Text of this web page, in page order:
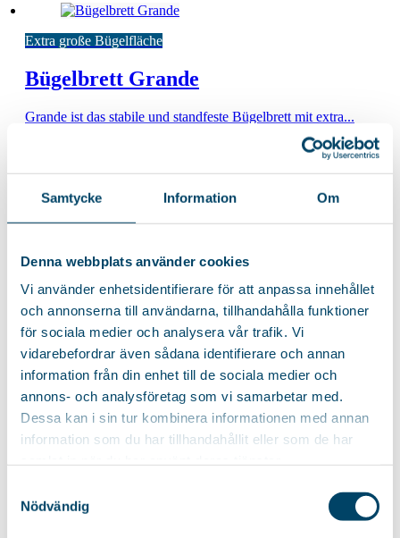
Samtycke Information Om
Denna webbplats använder cookies
Vi använder enhetsidentifierare för att anpassa innehållet
och annonserna till användarna, tillhandahålla funktioner
för sociala medier och analysera vår trafik. Vi
vidarebefordrar även sådana identifierare och annan
information från din enhet till de sociala medier och
annons- och analysföretag som vi samarbetar med.
Dessa kan i sin tur kombinera informationen med annan
information som du har tillhandahållit eller som de har
Nödvändig
Extra große Bügelfläche
Bügelbrett Grande
Grande ist das stabile und standfeste Bügelbrett mit extra...
Für Dampfbügelstation
Extra stabiles Bügelbrett mit großer Abstellfläche für
Dampfbügelstationen. Ausgestattet...
Für Dampfbügelstation
Bügelbrett Smilla Steamstation Chrome
Extra stabiles Bügelbrett mit großer Abstellfläche für